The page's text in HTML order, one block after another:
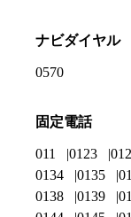
ナビダイヤル
0570
固定電話
011 0123
0134
0135
0138
0139